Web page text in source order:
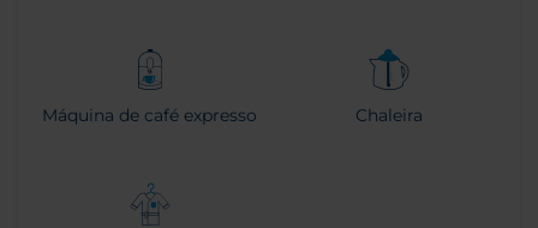
Máquina de café expresso Chaleira